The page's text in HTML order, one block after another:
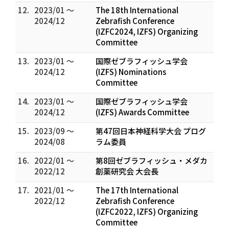
12. 2023/01 ～
2024/12
The 18th International
Zebrafish Conference
(IZFC2024, IZFS) Organizing
Committee
13. 2023/01 ～
2024/12
国際ゼブラフィッシュ学会
(IZFS) Nominations
Committee
14. 2023/01 ～
2024/12
国際ゼブラフィッシュ学会
(IZFS) Awards Committee
15. 2023/09 ～
2024/08
第47回日本神経科学大会 プログ
ラム委員
16. 2022/01 ～
2022/12
第8回ゼブラフィッシュ・メダカ
創薬研究会 大会長
17. 2021/01 ～
2022/12
The 17th International
Zebrafish Conference
(IZFC2022, IZFS) Organizing
Committee